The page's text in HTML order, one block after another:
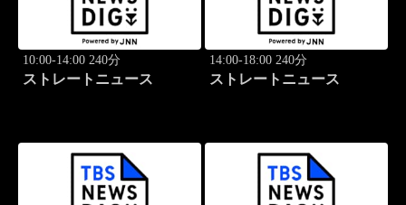
10:00-14:00 240分
ストレートニュース
14:00-18:00 240分
ストレートニュース